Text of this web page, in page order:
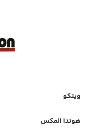
وینکو
هوندا المکس